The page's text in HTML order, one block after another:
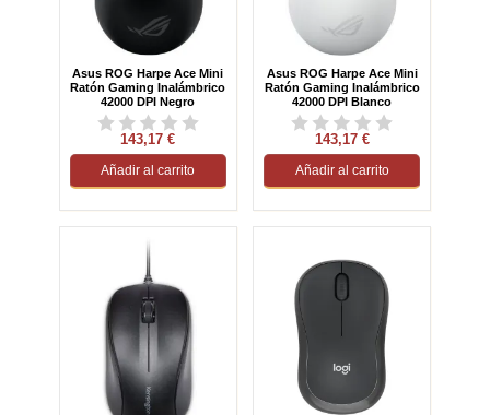
Asus ROG Harpe Ace Mini
Ratón Gaming Inalámbrico
42000 DPI Negro
143,17 €
Añadir al carrito
Asus ROG Harpe Ace Mini
Ratón Gaming Inalámbrico
42000 DPI Blanco
143,17 €
Añadir al carrito